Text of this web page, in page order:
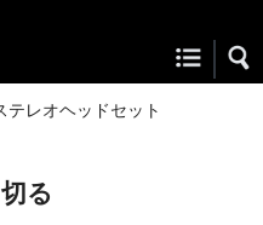
テレオヘッドセット
る